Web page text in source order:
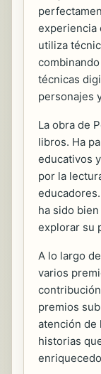
experiencia
utiliza
técnicas
personajes
La obra de
libros. Ha
educativos
por la
ha sido
explorar su
A lo largo
varios
premios
atención de
historias